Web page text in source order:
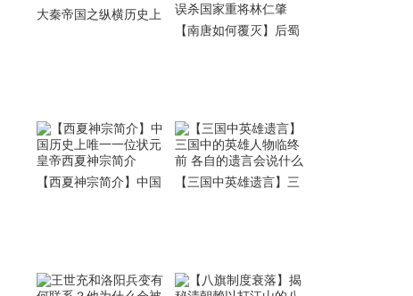
大秦帝国之纵横历史上
【南唐如何覆灭】后蜀
【西夏神宗简介】中国
【三国中英雄遗言】三